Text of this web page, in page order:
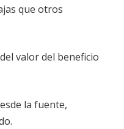
que otros
del valor del beneficio
la fuente,